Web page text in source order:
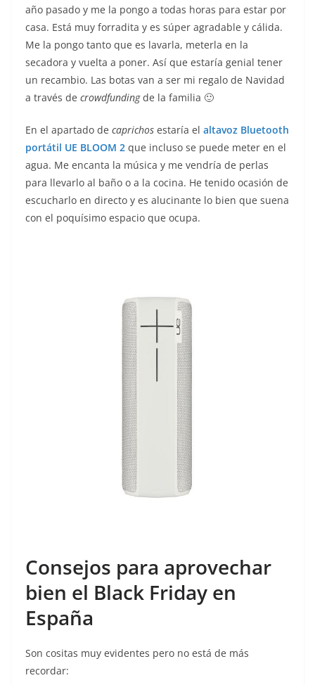
año pasado y me la pongo a todas horas para estar por
casa. Está muy forradita y es súper agradable y cálida.
Me la pongo tanto que es lavarla, meterla en la
secadora y vuelta a poner. Así que estaría genial tener
un recambio. Las botas van a ser mi regalo de Navidad
a través de crowdfundingde la familia 🙂
En el apartado de caprichos estaría el altavoz Bluetooth
portátil UE BLOOM 2 que incluso se puede meter en el
agua. Me encanta la música y me vendría de perlas
para llevarlo al baño o a la cocina. He tenido ocasión de
escucharlo en directo y es alucinante lo bien que suena
con el poquísimo espacio que ocupa.
Consejos para aprovechar
bien el Black Friday en
España
Son cositas muy evidentes pero no está de más
recordar: